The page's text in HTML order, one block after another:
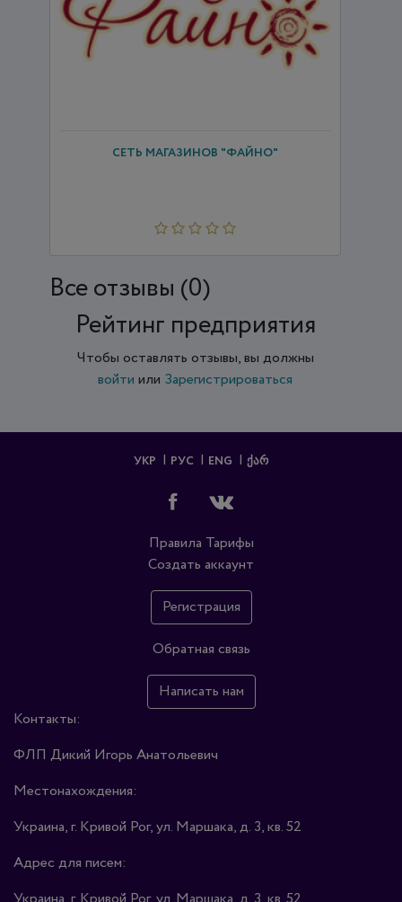
СЕТЬ МАГАЗИНОВ "ФАЙНО"
Все отзывы (0)
Рейтинг предприятия
Чтобы оставлять отзывы, вы должны
войти или Зарегистрироваться
УКР РУС ENG ᲥᲐᲠ
Правила Тарифы
Создать аккаунт
Регистрация
Обратная связь
Написать нам
Контакты:
ФЛП Дикий Игорь Анатольевич
Местонахождения:
Украина, г. Кривой Рог, ул. Маршака, д. 3, кв. 52
Адрес для писем: